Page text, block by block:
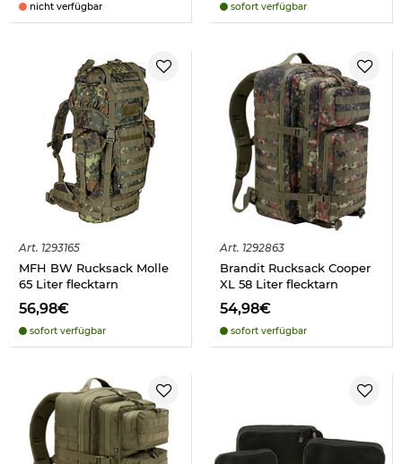
nicht verfügbar sofort verfügbar
Art. 1293165
MFH BW Rucksack Molle
65 Liter flecktarn
56,98€
sofort verfügbar
Art. 1292863
Brandit Rucksack Cooper
XL 58 Liter flecktarn
54,98€
sofort verfügbar